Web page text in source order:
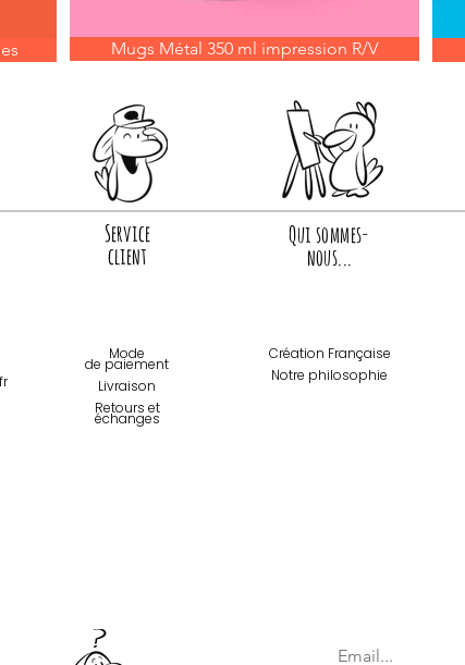
Mugs Métal 350 ml impression R/V
Service
client
Qui sommes-
nous...
Mode
de paiement
Livraison
Retours et
échanges
Création Française
Notre philosophie